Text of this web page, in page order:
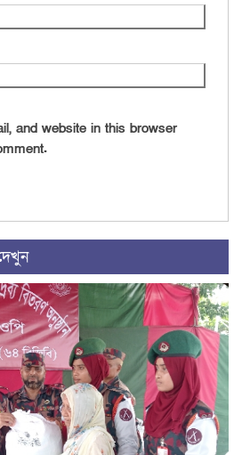
and website in this browser